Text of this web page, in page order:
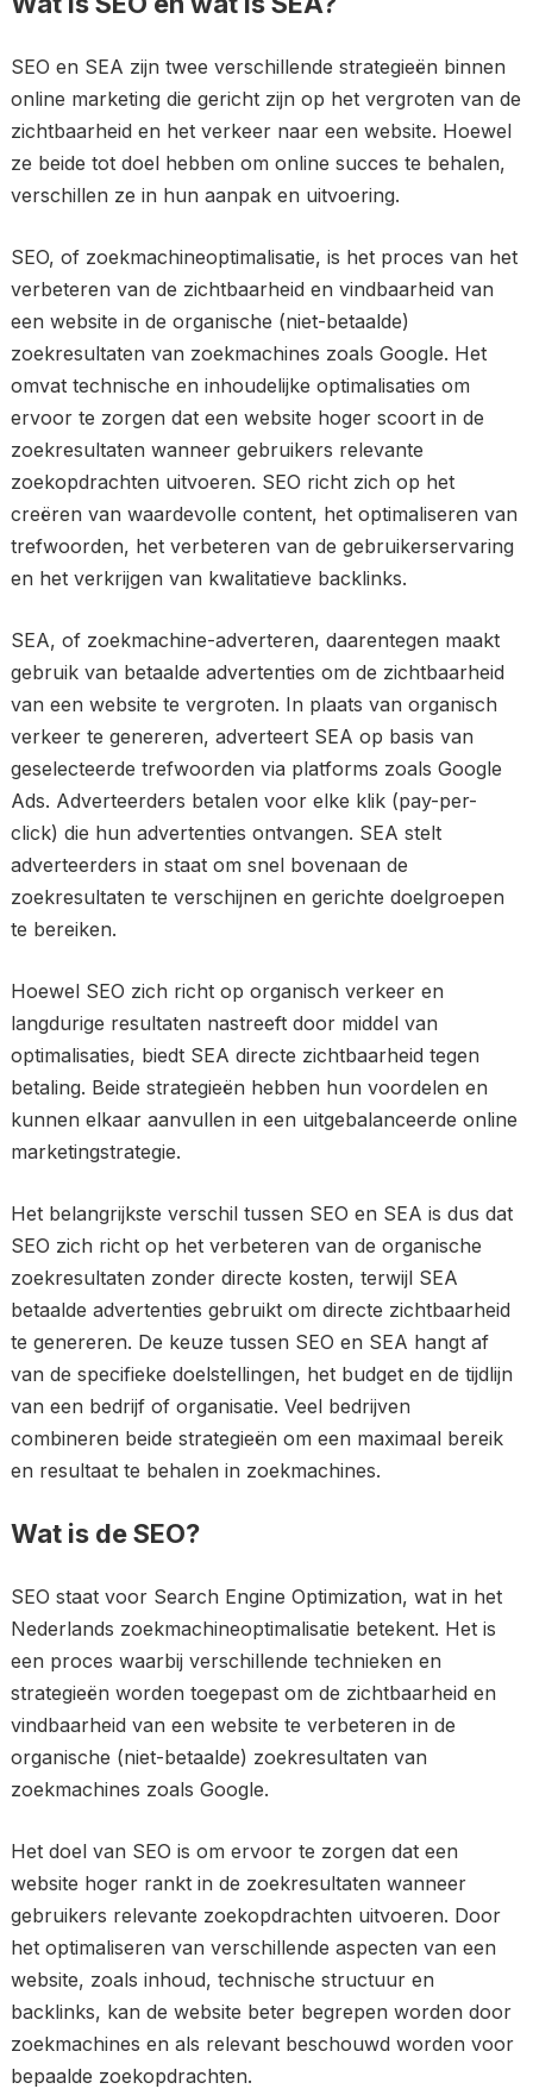
SEO en SEA zijn twee verschillende strategieën binnen
online marketing die gericht zijn op het vergroten van de
zichtbaarheid en het verkeer naar een website. Hoewel
ze beide tot doel hebben om online succes te behalen,
verschillen ze in hun aanpak en uitvoering.
SEO, of zoekmachineoptimalisatie, is het proces van het
verbeteren van de zichtbaarheid en vindbaarheid van
een website in de organische (niet-betaalde)
zoekresultaten van zoekmachines zoals Google. Het
omvat technische en inhoudelijke optimalisaties om
ervoor te zorgen dat een website hoger scoort in de
zoekresultaten wanneer gebruikers relevante
zoekopdrachten uitvoeren. SEO richt zich op het
creëren van waardevolle content, het optimaliseren van
trefwoorden, het verbeteren van de gebruikerservaring
en het verkrijgen van kwalitatieve backlinks.
SEA, of zoekmachine-adverteren, daarentegen maakt
gebruik van betaalde advertenties om de zichtbaarheid
van een website te vergroten. In plaats van organisch
verkeer te genereren, adverteert SEA op basis van
geselecteerde trefwoorden via platforms zoals Google
Ads. Adverteerders betalen voor elke klik (pay-per-
click) die hun advertenties ontvangen. SEA stelt
adverteerders in staat om snel bovenaan de
zoekresultaten te verschijnen en gerichte doelgroepen
te bereiken.
Hoewel SEO zich richt op organisch verkeer en
langdurige resultaten nastreeft door middel van
optimalisaties, biedt SEA directe zichtbaarheid tegen
betaling. Beide strategieën hebben hun voordelen en
kunnen elkaar aanvullen in een uitgebalanceerde online
marketingstrategie.
Het belangrijkste verschil tussen SEO en SEA is dus dat
SEO zich richt op het verbeteren van de organische
zoekresultaten zonder directe kosten, terwijl SEA
betaalde advertenties gebruikt om directe zichtbaarheid
te genereren. De keuze tussen SEO en SEA hangt af
van de specifieke doelstellingen, het budget en de tijdlijn
van een bedrijf of organisatie. Veel bedrijven
combineren beide strategieën om een ​​maximaal bereik
en resultaat te behalen in zoekmachines.
Wat is de SEO?
SEO staat voor Search Engine Optimization, wat in het
Nederlands zoekmachineoptimalisatie betekent. Het is
een proces waarbij verschillende technieken en
strategieën worden toegepast om de zichtbaarheid en
vindbaarheid van een website te verbeteren in de
organische (niet-betaalde) zoekresultaten van
zoekmachines zoals Google.
Het doel van SEO is om ervoor te zorgen dat een
website hoger rankt in de zoekresultaten wanneer
gebruikers relevante zoekopdrachten uitvoeren. Door
het optimaliseren van verschillende aspecten van een
website, zoals inhoud, technische structuur en
backlinks, kan de website beter begrepen worden door
zoekmachines en als relevant beschouwd worden voor
bepaalde zoekopdrachten.